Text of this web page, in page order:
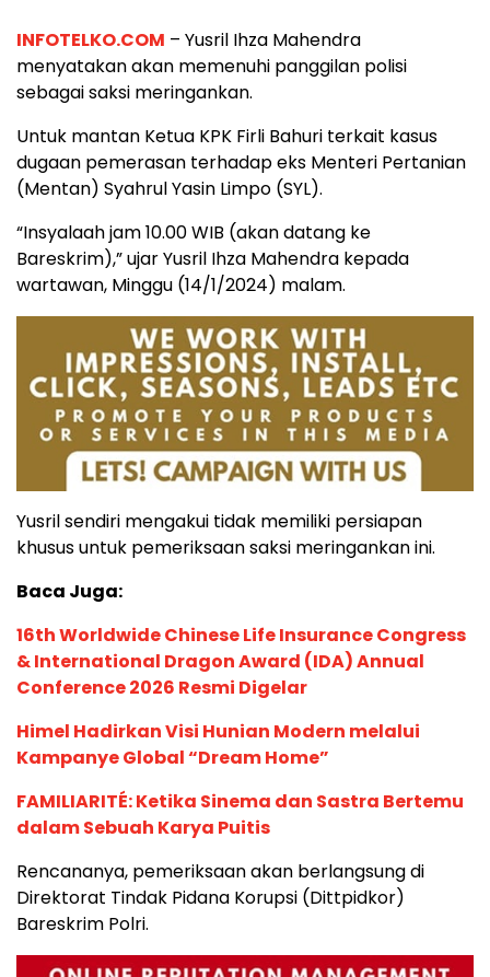
INFOTELKO.COM – Yusril Ihza Mahendra
menyatakan akan memenuhi panggilan polisi
sebagai saksi meringankan.
Untuk mantan Ketua KPK Firli Bahuri terkait kasus
dugaan pemerasan terhadap eks Menteri Pertanian
(Mentan) Syahrul Yasin Limpo (SYL).
“Insyalaah jam 10.00 WIB (akan datang ke
Bareskrim),” ujar Yusril Ihza Mahendra kepada
wartawan, Minggu (14/1/2024) malam.
Yusril sendiri mengakui tidak memiliki persiapan
khusus untuk pemeriksaan saksi meringankan ini.
Baca Juga:
16th Worldwide Chinese Life Insurance Congress
& International Dragon Award (IDA) Annual
Conference 2026 Resmi Digelar
Himel Hadirkan Visi Hunian Modern melalui
Kampanye Global “Dream Home”
FAMILIARITÉ: Ketika Sinema dan Sastra Bertemu
dalam Sebuah Karya Puitis
Rencananya, pemeriksaan akan berlangsung di
Direktorat Tindak Pidana Korupsi (Dittpidkor)
Bareskrim Polri.